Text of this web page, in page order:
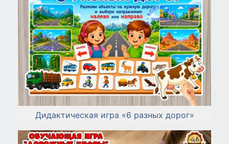
Дидактическая игра «6 разных дорог»